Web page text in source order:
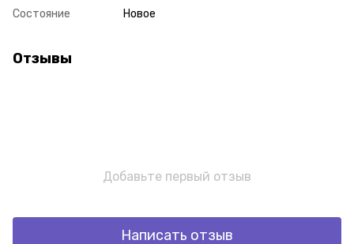
Состояние Новое
Отзывы
Добавьте первый отзыв
Написать отзыв